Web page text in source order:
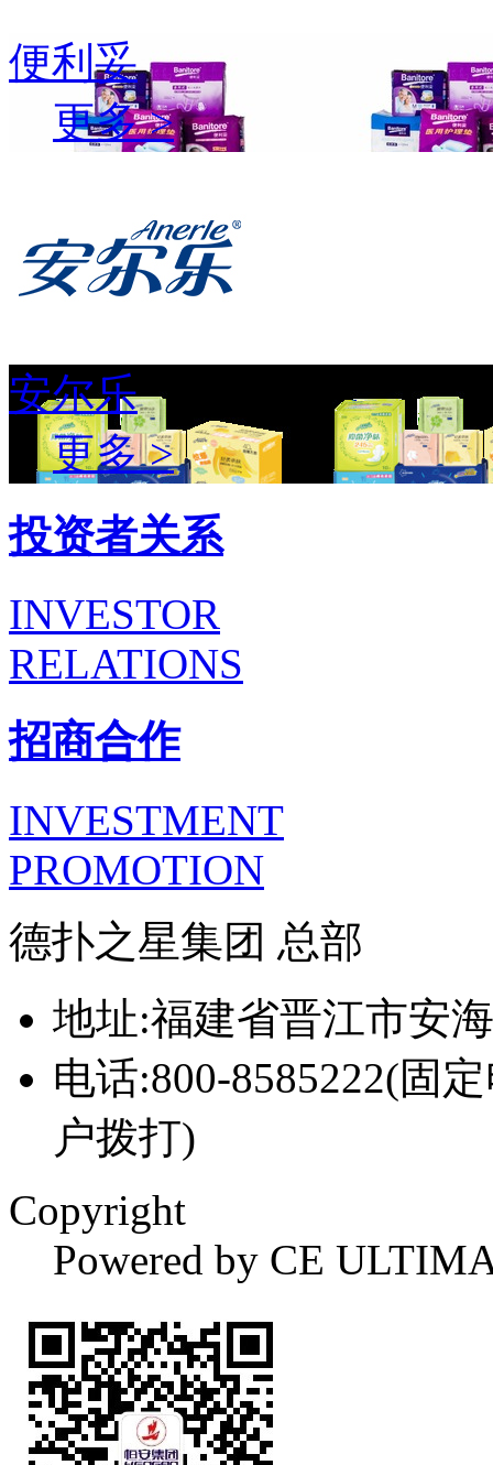
便利妥
更多 >
安尔乐
更多 >
投资者关系
INVESTOR
RELATIONS
招商合作
INVESTMENT
PROMOTION
德扑之星集团 总部
地址:福建省晋江市安
电话:800-8585222(固
户拨打)
Copyright
Powered by CE